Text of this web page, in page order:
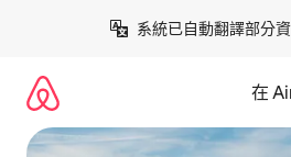
系統已自動翻譯部分資
在